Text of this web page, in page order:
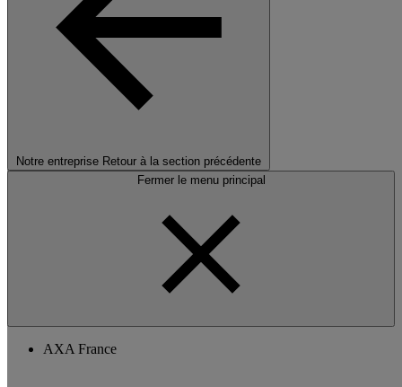
Notre entreprise Retour à la section précédente
Fermer le menu principal
AXA France